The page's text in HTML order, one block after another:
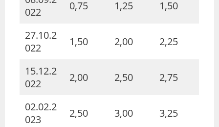
022
0,75 1,25 1,50
27.10.2
022
1,50 2,00 2,25
15.12.2
022
2,00 2,50 2,75
02.02.2
023
2,50 3,00 3,25